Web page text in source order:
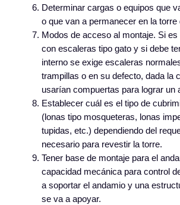
Determinar cargas o equipos que
o que van a permanecer en la torre
Modos de acceso al montaje. Si
con escaleras tipo gato y si debe
interno se exige escaleras
trampillas o en su defecto, dada la
usarían compuertas para lograr un
Establecer cuál es el tipo de
(lonas tipo mosqueteras, lonas
tupidas, etc.) dependiendo del
necesario para revestir la torre.
Tener base de montaje para el
capacidad mecánica para control
a soportar el andamio y una
se va a apoyar.